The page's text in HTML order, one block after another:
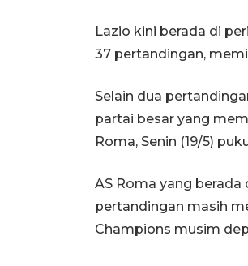
Lazio kini berada di
37 pertandingan,
Selain dua
partai besar yang
Roma, Senin (19/5)
AS Roma yang
pertandingan masih
Champions musim